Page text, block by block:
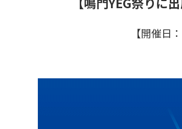
【開催日